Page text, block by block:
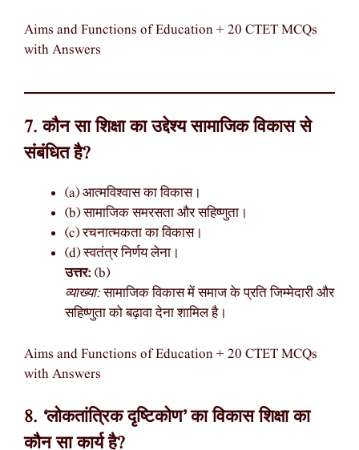
Aims and Functions of Education + 20 CTET MCQs
with Answers
7. कौन सा शिक्षा का उद्देश्य सामाजिक विकास से
संबंधित है?
(a) आत्मविश्वास का विकास।
(b) सामाजिक समरसता और सहिष्णुता।
(c) रचनात्मकता का विकास।
(d) स्वतंत्र निर्णय लेना।
उत्तर: (b)
व्याख्या:सामाजिक विकास में समाज के प्रति जिम्मेदारी और
सहिष्णुता को बढ़ावा देना शामिल है।
Aims and Functions of Education + 20 CTET MCQs
with Answers
8. ‘लोकतांत्रिक दृष्टिकोण’ का विकास शिक्षा का
कौन सा कार्य है?